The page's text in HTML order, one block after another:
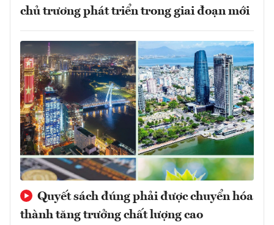
chủ trương phát triển trong giai đoạn mới
Quyết sách đúng phải được chuyển hóa
thành tăng trưởng chất lượng cao